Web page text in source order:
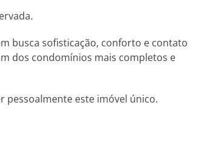
busca sofisticação, conforto e contato
dos condomínios mais completos e
pessoalmente este imóvel único.